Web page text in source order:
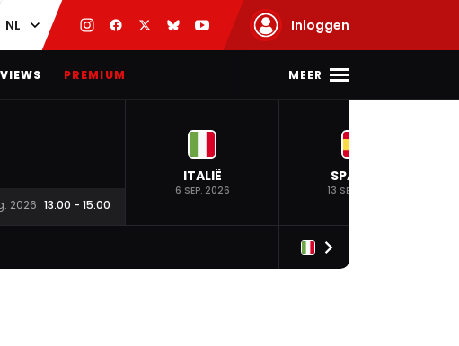
Inloggen
PREMIUM MEER
2026 13:00 - 15:00
ITALIË
6 SEP. 2026
SPANJE
13 SEP. 2026